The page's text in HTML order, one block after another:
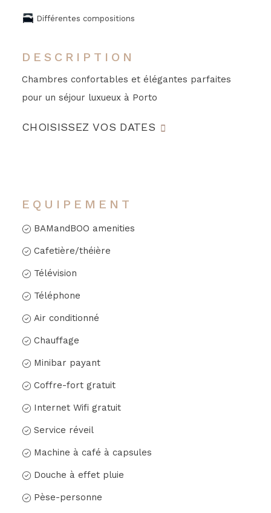
Différentes compositions
DESCRIPTION
Chambres confortables et élégantes parfaites
pour un séjour luxueux à Porto
CHOISISSEZ VOS DATES
EQUIPEMENT
BAMandBOO amenities
Cafetière/théière
Télévision
Téléphone
Air conditionné
Chauffage
Minibar payant
Coffre-fort gratuit
Internet Wifi gratuit
Service réveil
Machine à café à capsules
Douche à effet pluie
Pèse-personne